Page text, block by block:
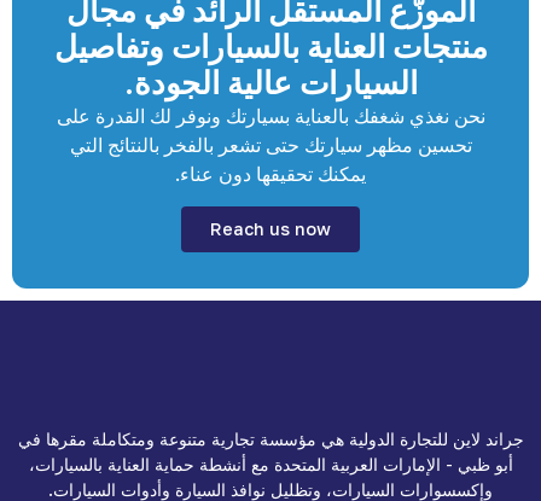
الموزّع المستقل الرائد في مجال
منتجات العناية بالسيارات وتفاصيل
السيارات عالية الجودة.
نحن نغذي شغفك بالعناية بسيارتك ونوفر لك القدرة على
تحسين مظهر سيارتك حتى تشعر بالفخر بالنتائج التي
يمكنك تحقيقها دون عناء.
Reach us now
جراند لاين للتجارة الدولية هي مؤسسة تجارية متنوعة ومتكاملة مقرها في
أبو ظبي - الإمارات العربية المتحدة مع أنشطة حماية العناية بالسيارات،
وإكسسوارات السيارات، وتظليل نوافذ السيارة وأدوات السيارات.